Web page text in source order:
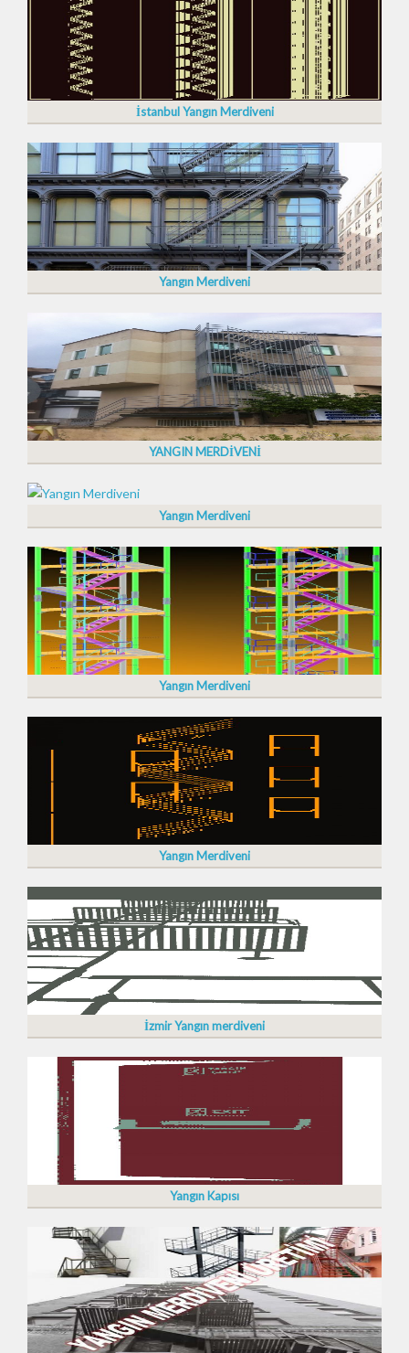
İstanbul Yangın Merdiveni
Yangın Merdiveni
YANGIN MERDİVENİ
Yangın Merdiveni
Yangın Merdiveni
Yangın Merdiveni
İzmir Yangın merdiveni
Yangın Kapısı